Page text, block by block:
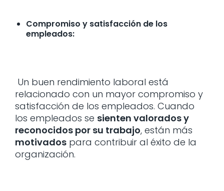
Compromiso y satisfacción de los
empleados:
Un buen rendimiento laboral está
relacionado con un mayor compromiso y
satisfacción de los empleados. Cuando
los empleados se sienten valorados y
reconocidos por su trabajo, están más
motivados para contribuir al éxito de la
organización.